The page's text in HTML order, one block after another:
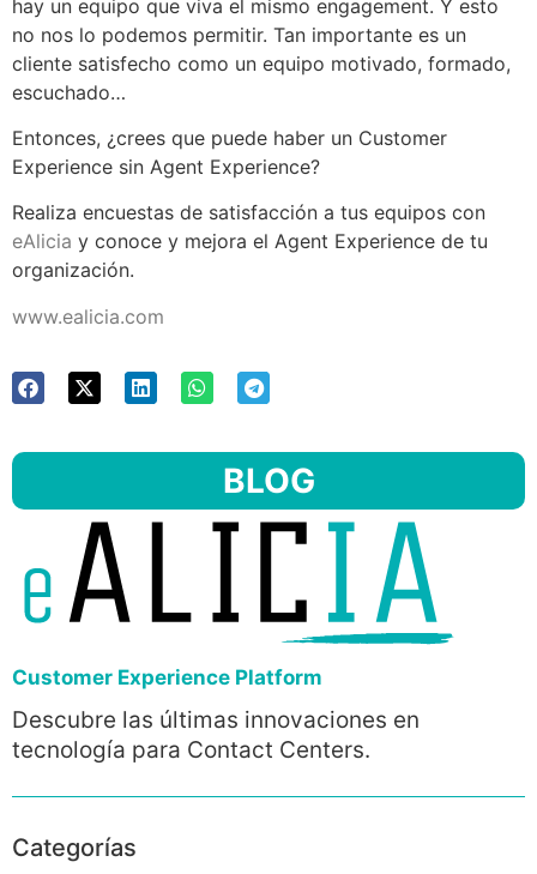
hay un equipo que viva el mismo engagement. Y esto
no nos lo podemos permitir. Tan importante es un
cliente satisfecho como un equipo motivado, formado,
escuchado…
Entonces, ¿crees que puede haber un Customer
Experience sin Agent Experience?
Realiza encuestas de satisfacción a tus equipos con
eAlicia y conoce y mejora el Agent Experience de tu
organización.
www.ealicia.com
BLOG
Customer Experience Platform
Descubre las últimas innovaciones en
tecnología para Contact Centers.
Categorías